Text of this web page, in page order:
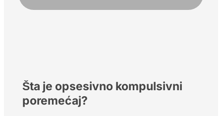
Šta je opsesivno kompulsivni
poremećaj?